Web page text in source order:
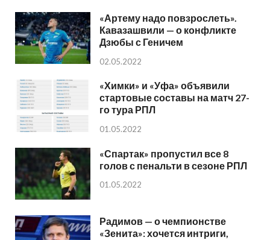
«Артему надо повзрослеть».
Кавазашвили — о конфликте
Дзюбы с Геничем
02.05.2022
«Химки» и «Уфа» объявили
стартовые составы на матч 27-
го тура РПЛ
01.05.2022
«Спартак» пропустил все 8
голов с пенальти в сезоне РПЛ
01.05.2022
Радимов — о чемпионстве
«Зенита»: хочется интриги,